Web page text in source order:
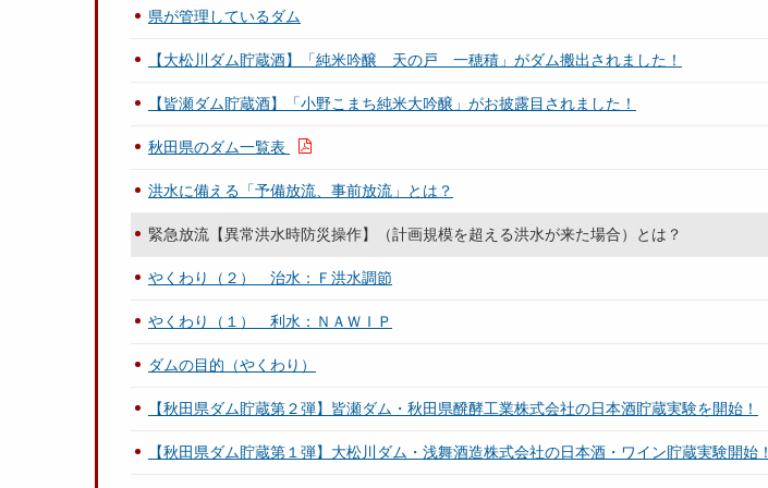
県が管理しているダム
【大松川ダム貯蔵酒】「純米吟醸 天の戸 一穂積」がダム搬出されました！
【皆瀬ダム貯蔵酒】「小野こまち純米大吟醸」がお披露目されました！
秋田県のダム一覧表
洪水に備える「予備放流、事前放流」とは？
緊急放流【異常洪水時防災操作】（計画規模を超える洪水が来た場合）とは？
やくわり（２） 治水：Ｆ洪水調節
やくわり（１） 利水：ＮＡＷＩＰ
ダムの目的（やくわり）
【秋田県ダム貯蔵第２弾】皆瀬ダム・秋田県醗酵工業株式会社の日本酒貯蔵実験を開始！
【秋田県ダム貯蔵第１弾】大松川ダム・浅舞酒造株式会社の日本酒・ワイン貯蔵実験開始！